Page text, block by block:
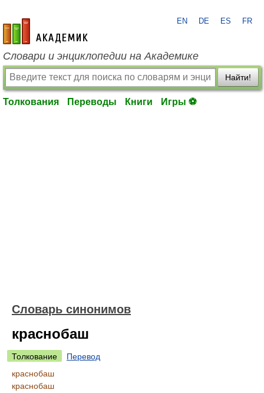
academic.ru
EN DE ES FR
Словари и энциклопедии на Академике
Найти!
Толкования Переводы Книги Игры ⚽
Словарь синонимов
краснобаш
Толкование
Перевод
краснобаш
краснобаш